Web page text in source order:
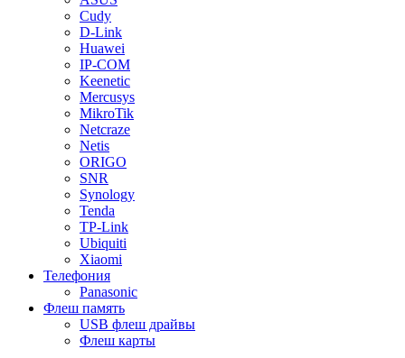
Cudy
D-Link
Huawei
IP-COM
Keenetic
Mercusys
MikroTik
Netcraze
Netis
ORIGO
SNR
Synology
Tenda
TP-Link
Ubiquiti
Xiaomi
Телефония
Panasonic
Флеш память
USB флеш драйвы
Флеш карты